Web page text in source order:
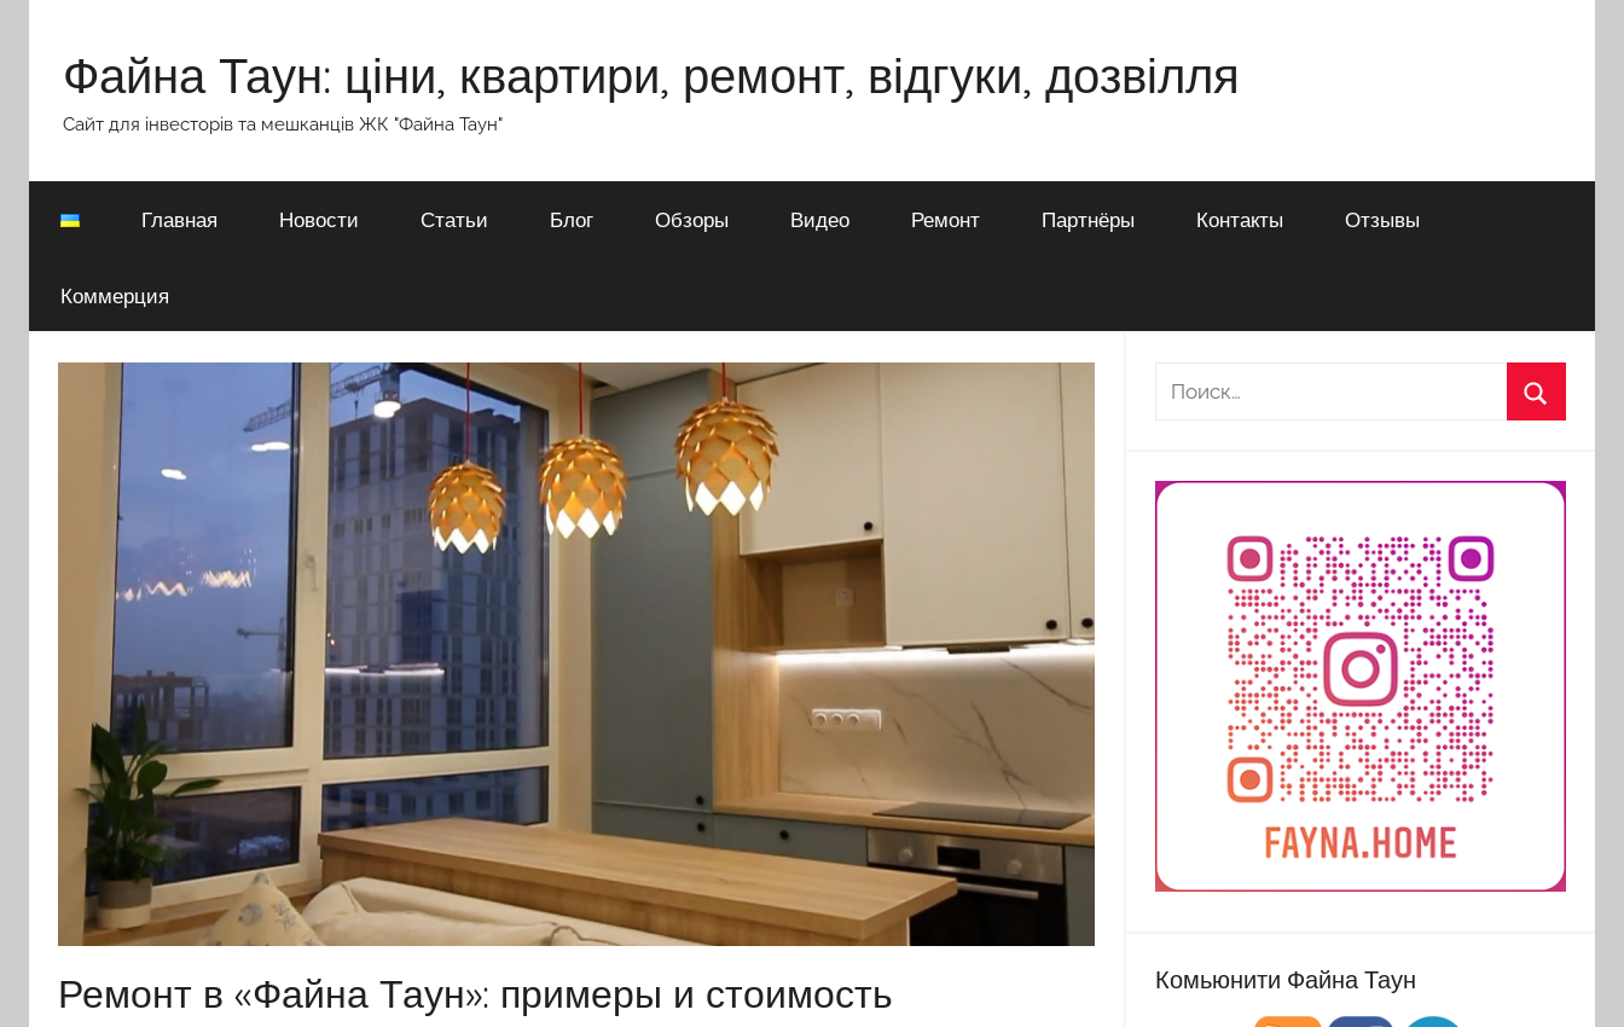
содержимому
Файна Таун: ціни, квартири, ремонт, відгуки, дозвілля
Сайт для інвесторів та мешканців ЖК "Файна Таун"
Главная Новости Статьи Блог Обзоры Видео Ремонт Партнёры Контакты Отзывы
Коммерция
Ремонт в «Файна Таун»: примеры и стоимость
Найти:
Комьюнити Файна Таун